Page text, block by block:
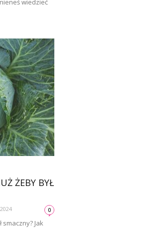
wiedzieć
ŻEBY BYŁ
0
smaczny? Jak